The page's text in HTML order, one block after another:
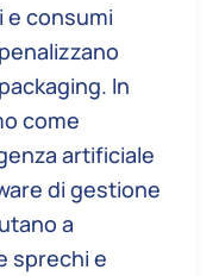
e consumi
In
come
artificiale
di gestione
a
sprechi e